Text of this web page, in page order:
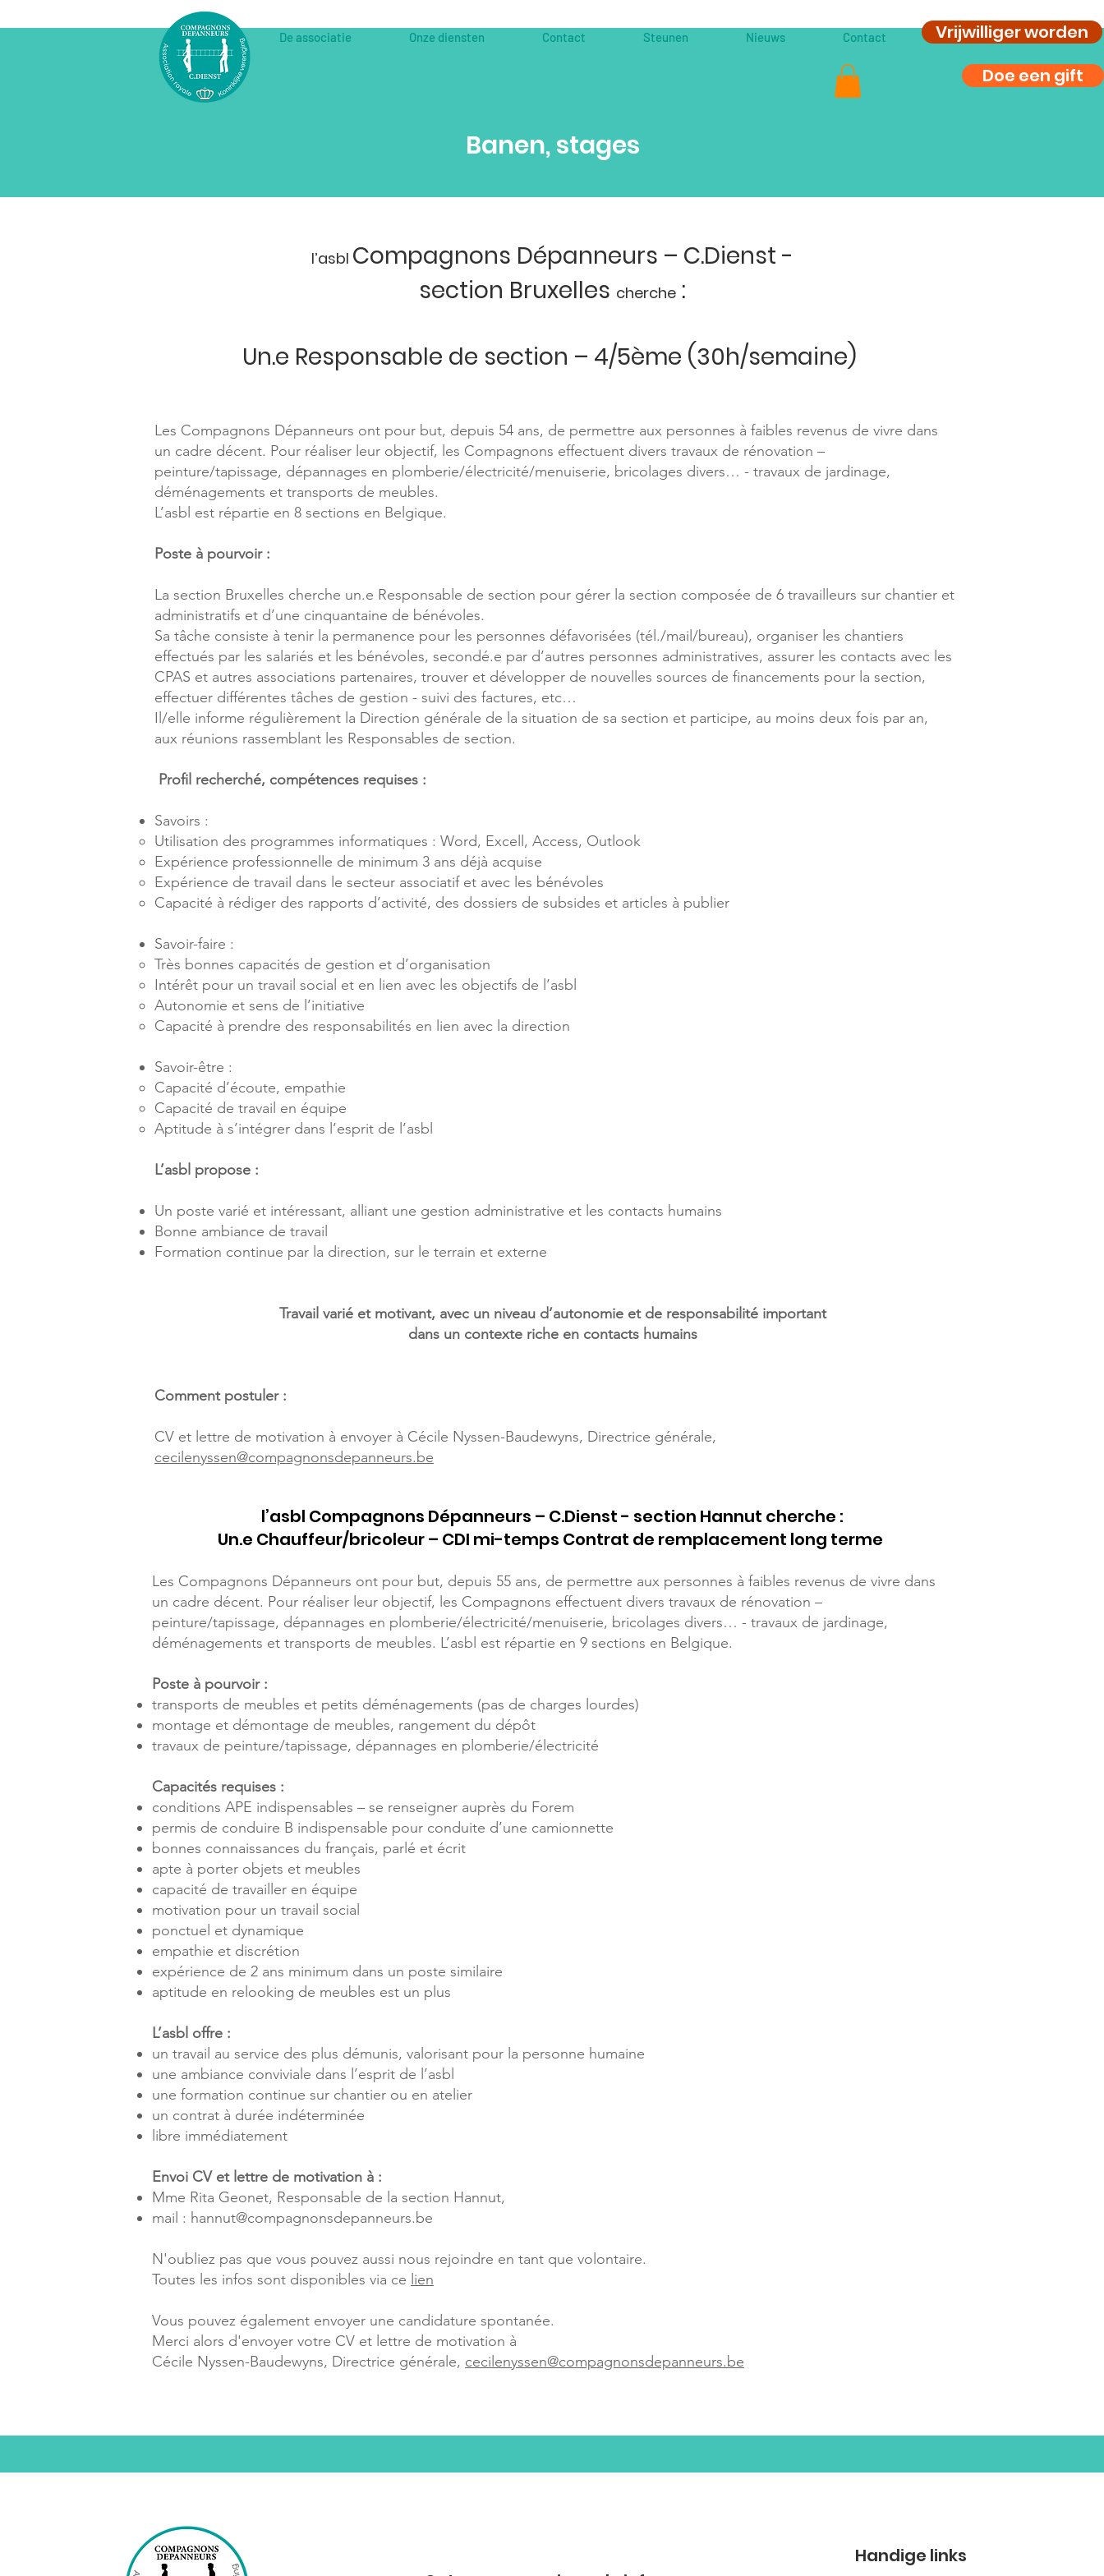
Doe een gift
De associatie Onze diensten Contact Steunen Nieuws Contact Vrijwilliger worden
Banen, stages
l’asbl Compagnons Dépanneurs – C.Dienst -
section Bruxelles cherche:
Un.e Responsable de section – 4/5ème (30h/semaine)
Les Compagnons Dépanneurs ont pour but, depuis 54 ans, de permettre aux personnes à faibles revenus de vivre dans
un cadre décent. Pour réaliser leur objectif, les Compagnons effectuent divers travaux de rénovation –
peinture/tapissage, dépannages en plomberie/électricité/menuiserie, bricolages divers… - travaux de jardinage,
déménagements et transports de meubles.
L’asbl est répartie en 8 sections en Belgique.
Poste à pourvoir :
La section Bruxelles cherche un.e Responsable de section pour gérer la section composée de 6 travailleurs sur chantier et
administratifs et d’une cinquantaine de bénévoles.
Sa tâche consiste à tenir la permanence pour les personnes défavorisées (tél./mail/bureau), organiser les chantiers
effectués par les salariés et les bénévoles, secondé.e par d’autres personnes administratives, assurer les contacts avec les
CPAS et autres associations partenaires, trouver et développer de nouvelles sources de financements pour la section,
effectuer différentes tâches de gestion - suivi des factures, etc…
Il/elle informe régulièrement la Direction générale de la situation de sa section et participe, au moins deux fois par an,
aux réunions rassemblant les Responsables de section.
Profil recherché, compétences requises :
Savoirs :
Utilisation des programmes informatiques : Word, Excell, Access, Outlook
Expérience professionnelle de minimum 3 ans déjà acquise
Expérience de travail dans le secteur associatif et avec les bénévoles
Capacité à rédiger des rapports d’activité, des dossiers de subsides et articles à publier
Savoir-faire :
Très bonnes capacités de gestion et d’organisation
Intérêt pour un travail social et en lien avec les objectifs de l’asbl
Autonomie et sens de l’initiative
Capacité à prendre des responsabilités en lien avec la direction
Savoir-être :
Capacité d’écoute, empathie
Capacité de travail en équipe
Aptitude à s’intégrer dans l’esprit de l’asbl
L’asbl propose :
Un poste varié et intéressant, alliant une gestion administrative et les contacts humains
Bonne ambiance de travail
Formation continue par la direction, sur le terrain et externe
Travail varié et motivant, avec un niveau d’autonomie et de responsabilité important
dans un contexte riche en contacts humains
Comment postuler :
CV et lettre de motivation à envoyer à Cécile Nyssen-Baudewyns, Directrice générale,
cecilenyssen@compagnonsdepanneurs.be
l’asbl Compagnons Dépanneurs – C.Dienst - section Hannut cherche :
Un.e Chauffeur/bricoleur – CDI mi-temps Contrat de remplacement long terme
Les Compagnons Dépanneurs ont pour but, depuis 55 ans, de permettre aux personnes à faibles revenus de vivre dans
un cadre décent. Pour réaliser leur objectif, les Compagnons effectuent divers travaux de rénovation –
peinture/tapissage, dépannages en plomberie/électricité/menuiserie, bricolages divers… - travaux de jardinage,
déménagements et transports de meubles. L’asbl est répartie en 9 sections en Belgique.
Poste à pourvoir :
transports de meubles et petits déménagements (pas de charges lourdes)
montage et démontage de meubles, rangement du dépôt
travaux de peinture/tapissage, dépannages en plomberie/électricité
Capacités requises :
conditions APE indispensables – se renseigner auprès du Forem
permis de conduire B indispensable pour conduite d’une camionnette
bonnes connaissances du français, parlé et écrit
apte à porter objets et meubles
capacité de travailler en équipe
motivation pour un travail social
ponctuel et dynamique
empathie et discrétion
expérience de 2 ans minimum dans un poste similaire
aptitude en relooking de meubles est un plus
L’asbl offre :
un travail au service des plus démunis, valorisant pour la personne humaine
une ambiance conviviale dans l’esprit de l’asbl
une formation continue sur chantier ou en atelier
un contrat à durée indéterminée
libre immédiatement
Envoi CV et lettre de motivation à :
Mme Rita Geonet, Responsable de la section Hannut,
mail : hannut@compagnonsdepanneurs.be
N'oubliez pas que vous pouvez aussi nous rejoindre en tant que volontaire.
Toutes les infos sont disponibles via ce lien
Vous pouvez également envoyer une candidature spontanée.
Merci alors d'envoyer votre CV et lettre de motivation à
Cécile Nyssen-Baudewyns, Directrice générale, cecilenyssen@compagnonsdepanneurs.be
Handige links